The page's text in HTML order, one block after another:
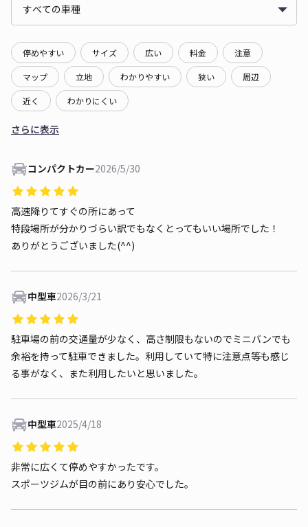
停めやすい サイズ 広い 料金 注意
マップ 立地 わかりやすい 狭い 周辺
近く わかりにくい
さらに表示
コンパクトカー2026/5/30
高速降りてすぐの所にあって
特段場所が分かりづらい訳でもなくとってもいい場所でした！
ありがとうございました(^^)
中型車2026/3/21
駐車場の前の交通量が少なく、高さ制限もないのでミニバンでも
余裕を持って駐車できました。利用していて特に注意点等も感じ
る事がなく、また利用したいと思いました。
中型車2025/4/18
非常に広くて停めやすかったです。
スポーツジムが目の前にあり安心でした。